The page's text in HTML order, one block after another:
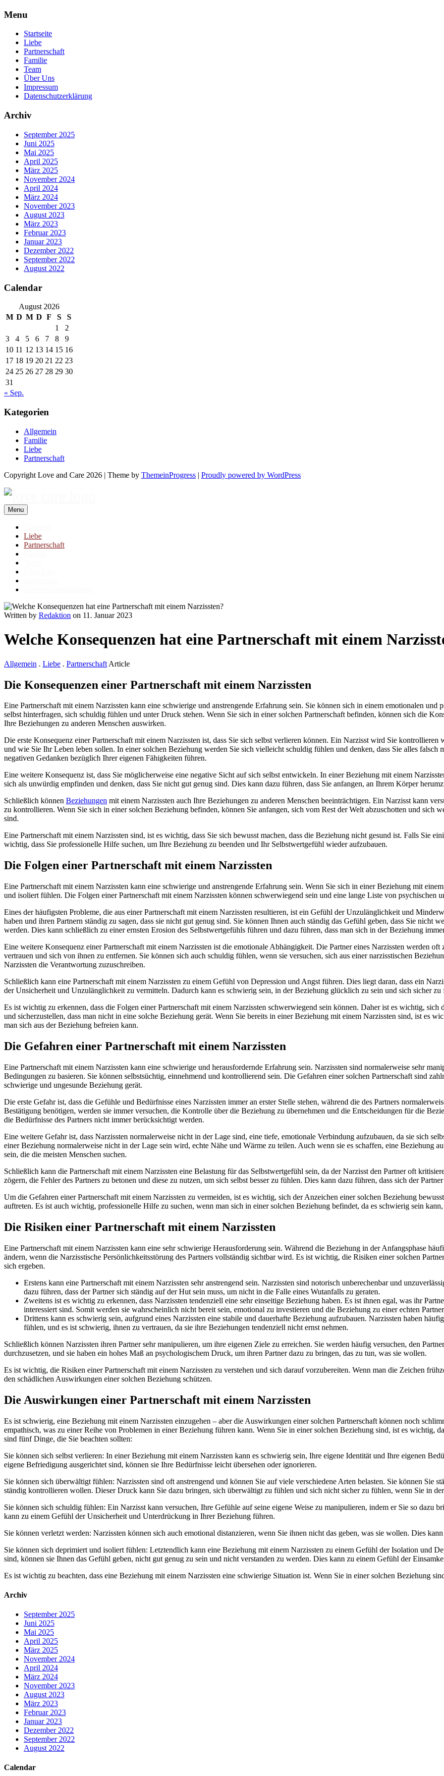
Skip
content
Menu
Startseite
Liebe
Partnerschaft
Familie
Team
Über Uns
Impressum
Datenschutzerklärung
Archiv
September 2025
Juni 2025
Mai 2025
April 2025
März 2025
November 2024
April 2024
März 2024
November 2023
August 2023
März 2023
Februar 2023
Januar 2023
Dezember 2022
September 2022
August 2022
Calendar
August 2026
M D M D F S
S
1
2
3
4 5 6 7 8
9
10 11 12 13 14 15 16
17 18 19 20 21 22 23
24 25 26 27 28 29 30
31
« Sep.
Kategorien
Allgemein
Familie
Liebe
Partnerschaft
Copyright Love and Care 2026 | Theme by ThemeinProgress | Proudly powered by WordPress
Menu
Liebe
Partnerschaft
Written by Redaktion on 11. Januar 2023
Welche Konsequenzen hat eine Partnerschaft mit einem
Allgemein . Liebe . Partnerschaft Article
Die Konsequenzen einer Partnerschaft mit einem Narzissten
Eine Partnerschaft mit einem Narzissten kann eine schwierige und anstrengende Erfahrung sein. Sie können sich in einem emotionalen
selbst hinterfragen, sich schuldig fühlen und unter Druck stehen. Wenn Sie sich in einer solchen Partnerschaft befinden, können sich die
Ihre Beziehungen zu anderen Menschen auswirken.
Die erste Konsequenz einer Partnerschaft mit einem Narzissten ist, dass Sie sich selbst verlieren können. Ein Narzisst wird Sie
und wie Sie Ihr Leben leben sollen. In einer solchen Beziehung werden Sie sich vielleicht schuldig fühlen und denken, dass Sie alles falsch
negativen Gedanken bezüglich Ihrer eigenen Fähigkeiten führen.
Eine weitere Konsequenz ist, dass Sie möglicherweise eine negative Sicht auf sich selbst entwickeln. In einer Beziehung mit einem
sich als unwürdig empfinden und denken, dass Sie nicht gut genug sind. Dies kann dazu führen, dass Sie anfangen, an Ihrem Körper
Schließlich können Beziehungen mit einem Narzissten auch Ihre Beziehungen zu anderen Menschen beeinträchtigen. Ein Narzisst kann
zu kontrollieren. Wenn Sie sich in einer solchen Beziehung befinden, können Sie anfangen, sich vom Rest der Welt abzuschotten und sich
sind.
Eine Partnerschaft mit einem Narzissten sind, ist es wichtig, dass Sie sich bewusst machen, dass die Beziehung nicht gesund ist. Falls Sie
wichtig, dass Sie professionelle Hilfe suchen, um Ihre Beziehung zu beenden und Ihr Selbstwertgefühl wieder aufzubauen.
Die Folgen einer Partnerschaft mit einem Narzissten
Eine Partnerschaft mit einem Narzissten kann eine schwierige und anstrengende Erfahrung sein. Wenn Sie sich in einer Beziehung mit
und isoliert fühlen. Die Folgen einer Partnerschaft mit einem Narzissten können schwerwiegend sein und eine lange Liste von psychischen
Eines der häufigsten Probleme, die aus einer Partnerschaft mit einem Narzissten resultieren, ist ein Gefühl der Unzulänglichkeit und
haben und ihren Partnern ständig zu sagen, dass sie nicht gut genug sind. Sie können Ihnen auch ständig das Gefühl geben, dass Sie nicht
werden. Dies kann schließlich zu einer ernsten Erosion des Selbstwertgefühls führen und dazu führen, dass man sich in der Beziehung
Eine weitere Konsequenz einer Partnerschaft mit einem Narzissten ist die emotionale Abhängigkeit. Die Partner eines Narzissten werden
vertrauen und sich von ihnen zu entfernen. Sie können sich auch schuldig fühlen, wenn sie versuchen, sich aus einer narzisstischen
Narzissten die Verantwortung zuzuschreiben.
Schließlich kann eine Partnerschaft mit einem Narzissten zu einem Gefühl von Depression und Angst führen. Dies liegt daran, dass ein
der Unsicherheit und Unzulänglichkeit zu vermitteln. Dadurch kann es schwierig sein, in der Beziehung glücklich zu sein und sich sicher zu
Es ist wichtig zu erkennen, dass die Folgen einer Partnerschaft mit einem Narzissten schwerwiegend sein können. Daher ist es wichtig,
und sicherzustellen, dass man nicht in eine solche Beziehung gerät. Wenn Sie bereits in einer Beziehung mit einem Narzissten sind, ist es
man sich aus der Beziehung befreien kann.
Die Gefahren einer Partnerschaft mit einem Narzissten
Eine Partnerschaft mit einem Narzissten kann eine schwierige und herausfordernde Erfahrung sein. Narzissten sind normalerweise sehr
Bedingungen zu basieren. Sie können selbstsüchtig, einnehmend und kontrollierend sein. Die Gefahren einer solchen Partnerschaft sind
schwierige und ungesunde Beziehung gerät.
Die erste Gefahr ist, dass die Gefühle und Bedürfnisse eines Narzissten immer an erster Stelle stehen, während die des Partners
Bestätigung benötigen, werden sie immer versuchen, die Kontrolle über die Beziehung zu übernehmen und die Entscheidungen für die
die Bedürfnisse des Partners nicht immer berücksichtigt werden.
Eine weitere Gefahr ist, dass Narzissten normalerweise nicht in der Lage sind, eine tiefe, emotionale Verbindung aufzubauen, da sie sich
einer Beziehung normalerweise nicht in der Lage sein wird, echte Nähe und Wärme zu teilen. Auch wenn sie es schaffen, eine Beziehung
sein, die die meisten Menschen suchen.
Schließlich kann die Partnerschaft mit einem Narzissten eine Belastung für das Selbstwertgefühl sein, da der Narzisst den Partner oft
zögern, die Fehler des Partners zu betonen und diese zu nutzen, um sich selbst besser zu fühlen. Dies kann dazu führen, dass sich der
Um die Gefahren einer Partnerschaft mit einem Narzissten zu vermeiden, ist es wichtig, sich der Anzeichen einer solchen Beziehung
auftreten. Es ist auch wichtig, professionelle Hilfe zu suchen, wenn man sich in einer solchen Beziehung befindet, da es schwierig sein
Die Risiken einer Partnerschaft mit einem Narzissten
Eine Partnerschaft mit einem Narzissten kann eine sehr schwierige Herausforderung sein. Während die Beziehung in der Anfangsphase
ändern, wenn die Narzisstische Persönlichkeitsstörung des Partners vollständig sichtbar wird. Es ist wichtig, die Risiken einer solchen
sich ergeben.
Erstens kann eine Partnerschaft mit einem Narzissten sehr anstrengend sein. Narzissten sind notorisch unberechenbar und
dazu führen, dass der Partner sich ständig auf der Hut sein muss, um nicht in die Falle eines Wutanfalls zu geraten.
Zweitens ist es wichtig zu erkennen, dass Narzissten tendenziell eine sehr einseitige Beziehung haben. Es ist ihnen egal, was ihr
interessiert sind. Somit werden sie wahrscheinlich nicht bereit sein, emotional zu investieren und die Beziehung zu einer echten
Drittens kann es schwierig sein, aufgrund eines Narzissten eine stabile und dauerhafte Beziehung aufzubauen. Narzissten haben
fühlen, und es ist schwierig, ihnen zu vertrauen, da sie ihre Beziehungen tendenziell nicht ernst nehmen.
Schließlich können Narzissten ihren Partner sehr manipulieren, um ihre eigenen Ziele zu erreichen. Sie werden häufig versuchen, den
durchzusetzen, und sie haben ein hohes Maß an psychologischem Druck, um ihren Partner dazu zu bringen, das zu tun, was sie wollen.
Es ist wichtig, die Risiken einer Partnerschaft mit einem Narzissten zu verstehen und sich darauf vorzubereiten. Wenn man die Zeichen
den schädlichen Auswirkungen einer solchen Beziehung schützen.
Die Auswirkungen einer Partnerschaft mit einem Narzissten
Es ist schwierig, eine Beziehung mit einem Narzissten einzugehen – aber die Auswirkungen einer solchen Partnerschaft können noch
empathisch, was zu einer Reihe von Problemen in einer Beziehung führen kann. Wenn Sie in einer solchen Beziehung sind, ist es wichtig,
sind fünf Dinge, die Sie beachten sollten:
Sie können sich selbst verlieren: In einer Beziehung mit einem Narzissten kann es schwierig sein, Ihre eigene Identität und Ihre eigenen
eigene Befriedigung ausgerichtet sind, können sie Ihre Bedürfnisse leicht übersehen oder ignorieren.
Sie können sich überwältigt fühlen: Narzissten sind oft anstrengend und können Sie auf viele verschiedene Arten belasten. Sie können Sie
ständig kontrollieren wollen. Dieser Druck kann Sie dazu bringen, sich überwältigt zu fühlen und sich nicht sicher zu fühlen, wenn Sie in
Sie können sich schuldig fühlen: Ein Narzisst kann versuchen, Ihre Gefühle auf seine eigene Weise zu manipulieren, indem er Sie so dazu
kann zu einem Gefühl der Unsicherheit und Unterdrückung in Ihrer Beziehung führen.
Sie können verletzt werden: Narzissten können sich auch emotional distanzieren, wenn Sie ihnen nicht das geben, was sie wollen. Dies
Sie können sich deprimiert und isoliert fühlen: Letztendlich kann eine Beziehung mit einem Narzissten zu einem Gefühl der Isolation und
sind, können sie Ihnen das Gefühl geben, nicht gut genug zu sein und nicht verstanden zu werden. Dies kann zu einem Gefühl der
Es ist wichtig zu beachten, dass eine Beziehung mit einem Narzissten eine schwierige Situation ist. Wenn Sie in einer solchen Beziehung
Archiv
September 2025
Juni 2025
Mai 2025
April 2025
März 2025
November 2024
April 2024
März 2024
November 2023
August 2023
März 2023
Februar 2023
Januar 2023
Dezember 2022
September 2022
August 2022
Calendar